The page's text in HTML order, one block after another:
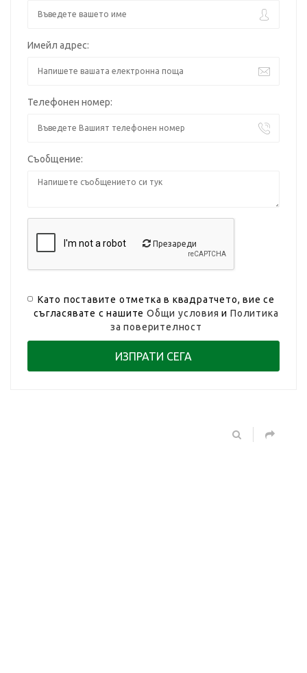
Имейл адрес:
Телефонен номер:
Съобщение:
Презареди
Като поставите отметка в квадратчето, вие се
съгласявате с нашитеОбщи условия иПолитика
за поверителност